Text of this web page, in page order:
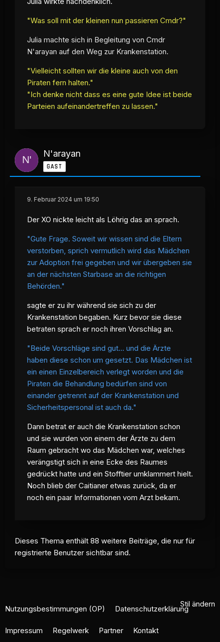
"Was soll mit der kleinen nun passieren Cmdr?"
Julia machte sich in Begleitung von Cmdr
N'arayan auf den Weg zur Krankenstation.
"Vielleicht sollten wir die kleine auch von den
Piraten fern halten."
"Ich denke nicht dass es eine gute Idee ist beide
Parteien aufeinandertreffen zu lassen."
N'arayan
GAST
9. Februar 2024 um 19:50
Der XO nickte leicht als Löhrig das an sprach.
"Gute Frage. Soweit wir wissen sind die Eltern
verstorben, sprich vermutlich wird das Mädchen
zur Adoption frei gegeben und wir übergeben sie
an der nächsten Starbase an die richtigen
Behörden."
sagte er zu ihr während sie sich zu der
Krankenstation begaben. Kurz bevor sie diese
betraten sprach er noch ihren Vorschlag an.
"Beide Vorschläge sind gut... und die Ärzte
haben diese schon um gesetzt. Das Mädchen ist
ein einen Einzelbereich verlegt worden und die
Piraten die Behandlung bedürfen sind von
einander getrennt auf der Krankenstation und
Sicherheitspersonal ist auch da."
Dann betrat er auch die Krankenstation schon
und sie wurden von einem der Ärzte zu dem
Raum gebracht wo das Mädchen war, welches
verängstigt sich in eine Ecke des Raumes
gedrückt hatte und ein Stofftier umklammert hielt.
Noch blieb der Caitianer etwas zurück, da er
noch ein paar Informationen vom Arzt bekam.
Dieses Thema enthält 88 weitere Beiträge, die nur für
registrierte Benutzer sichtbar sind.
Stil ändern
Nutzungsbestimmungen (OP) Datenschutzerklärung
Impressum Regelwerk Partner Kontakt